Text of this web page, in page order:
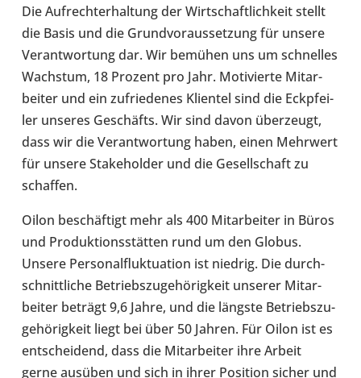
Die Auf­recht­erhal­tung der Wirt­schaft­lich­keit stellt
die Basis und die Grund­vor­aus­set­zung für unsere
Ver­ant­wor­tung dar. Wir bemühen uns um schnel­les
Wachs­tum, 18 Prozent pro Jahr. Moti­vierte Mit­ar­
bei­ter und ein zufrie­de­nes Kli­en­tel sind die Eck­pfei­
ler unseres Geschäfts. Wir sind davon über­zeugt,
dass wir die Ver­ant­wor­tung haben, einen Mehr­wert
für unsere Sta­ke­hol­der und die Gesell­schaft zu
schaf­fen.
Oilon beschäf­tigt mehr als 400 Mit­ar­bei­ter in Büros
und Pro­duk­ti­ons­stät­ten rund um den Globus.
Unsere Per­so­nal­fluk­tua­tion ist niedrig. Die durch­
schnitt­li­che Betriebs­zu­ge­hö­rig­keit unserer Mit­ar­
bei­ter beträgt 9,6 Jahre, und die längste Betriebs­zu­
ge­hö­rig­keit liegt bei über 50 Jahren. Für Oilon ist es
ent­schei­dend, dass die Mit­ar­bei­ter ihre Arbeit
gerne ausüben und sich in ihrer Posi­tion sicher und